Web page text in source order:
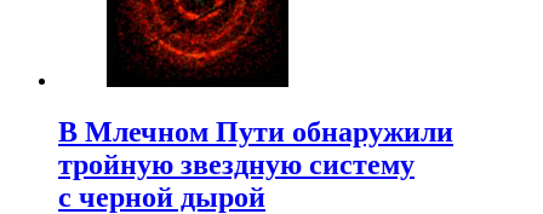
В Млечном Пути обнаружили
тройную звездную систему
с черной дырой